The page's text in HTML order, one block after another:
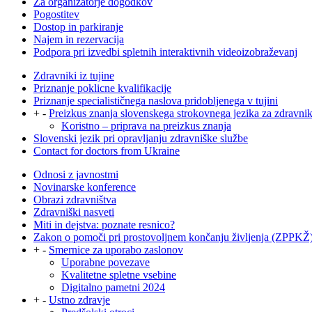
Pogostitev
Dostop in parkiranje
Najem in rezervacija
Podpora pri izvedbi spletnih interaktivnih videoizobraževanj
Zdravniki iz tujine
Priznanje poklicne kvalifikacije
Priznanje specialističnega naslova pridobljenega v tujini
+ - Preizkus znanja slovenskega strokovnega jezika za
Koristno – priprava na preizkus znanja
Slovenski jezik pri opravljanju zdravniške službe
Contact for doctors from Ukraine
Odnosi z javnostmi
Novinarske konference
Obrazi zdravništva
Zdravniški nasveti
Miti in dejstva: poznate resnico?
Zakon o pomoči pri prostovoljnem končanju življenja
+ - Smernice za uporabo zaslonov
Uporabne povezave
Kvalitetne spletne vsebine
Digitalno pametni 2024
+ - Ustno zdravje